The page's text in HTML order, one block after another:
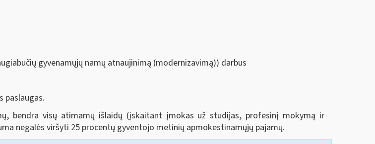
gyvenamųjų namų atnaujinimą (modernizavimą)) darbus
paslaugas.
bendra visų atimamų išlaidų (įskaitant įmokas už studijas, profesinį mokymą ir
negalės viršyti 25 procentų gyventojo metinių apmokestinamųjų pajamų.